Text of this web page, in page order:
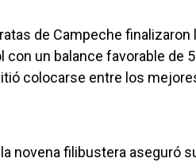
de Campeche
con un balance favorable de
colocarse entre los
novena filibustera aseguró